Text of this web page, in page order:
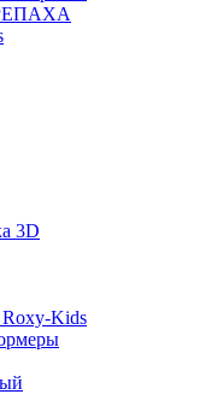
3D
Roxy-Kids